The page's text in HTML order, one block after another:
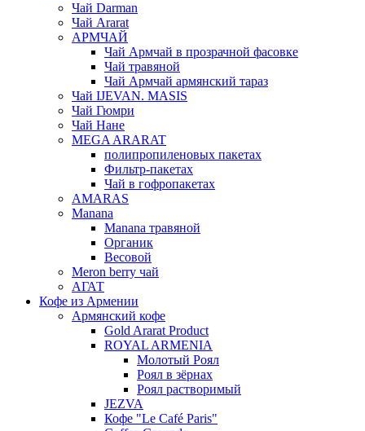
Чай Darman
Чай Ararat
АРМЧАЙ
Чай Армчай в прозрачной фасовке
Чай травяной
Чай Армчай армянский тараз
Чай IJEVAN. MASIS
Чай Гюмри
Чай Нане
MEGA ARARAT
полипропиленовых пакетах
Фильтр-пакетах
Чай в гофропакетах
AMARAS
Manana
Manana травяной
Органик
Весовой
Meron berry чай
АГАТ
Кофе из Армении
Армянский кофе
Gold Ararat Product
ROYAL ARMENIA
Молотый Роял
Роял в зёрнах
Роял растворимый
JEZVA
Кофе "Le Café Paris"